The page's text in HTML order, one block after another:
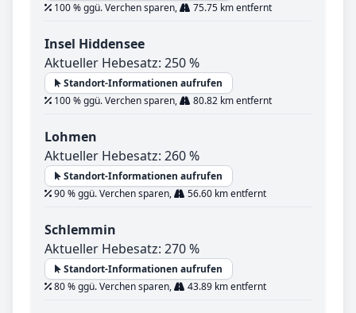
100 % ggü. Verchen sparen,
75.75 km entfernt
Insel Hiddensee
Aktueller Hebesatz: 250 %
Standort-Informationen aufrufen
100 % ggü. Verchen sparen,
80.82 km entfernt
Lohmen
Aktueller Hebesatz: 260 %
Standort-Informationen aufrufen
90 % ggü. Verchen sparen,
56.60 km entfernt
Schlemmin
Aktueller Hebesatz: 270 %
Standort-Informationen aufrufen
80 % ggü. Verchen sparen,
43.89 km entfernt